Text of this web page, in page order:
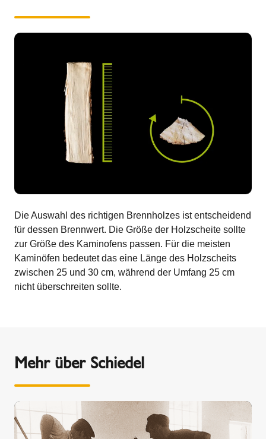
Die Auswahl des richtigen Brennholzes ist entscheidend
für dessen Brennwert. Die Größe der Holzscheite sollte
zur Größe des Kaminofens passen. Für die meisten
Kaminöfen bedeutet das eine Länge des Holzscheits
zwischen 25 und 30 cm, während der Umfang 25 cm
nicht überschreiten sollte.
Mehr über Schiedel